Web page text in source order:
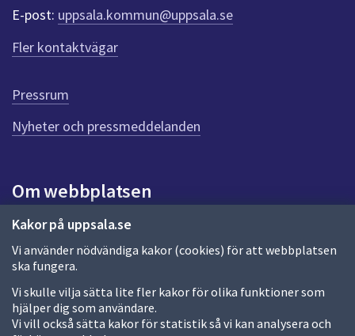
Kakor på uppsala.se
Vi använder nödvändiga kakor (cookies) för att webbplatsen
ska fungera.
Vi skulle vilja sätta lite fler kakor för olika funktioner som
hjälper dig som användare.
Vi vill också sätta kakor för statistik så vi kan analysera och
r
f
ö
r
e
n
n
a
d
a
E-post: uppsala.kommun@uppsala.se
Fler kontaktvägar
Pressrum
Nyheter och pressmeddelanden
Om webbplatsen
Om webbplatsen
Allmänna handlingar och diarium
Behandling av personuppgifter
Kakor